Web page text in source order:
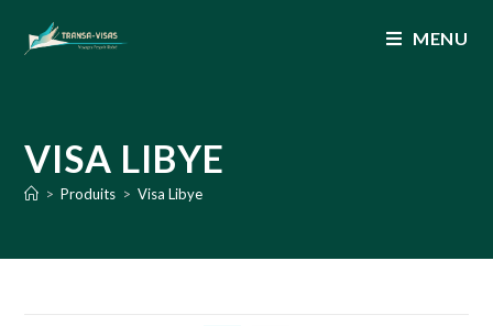
MENU
VISA LIBYE
> Produits > Visa Libye